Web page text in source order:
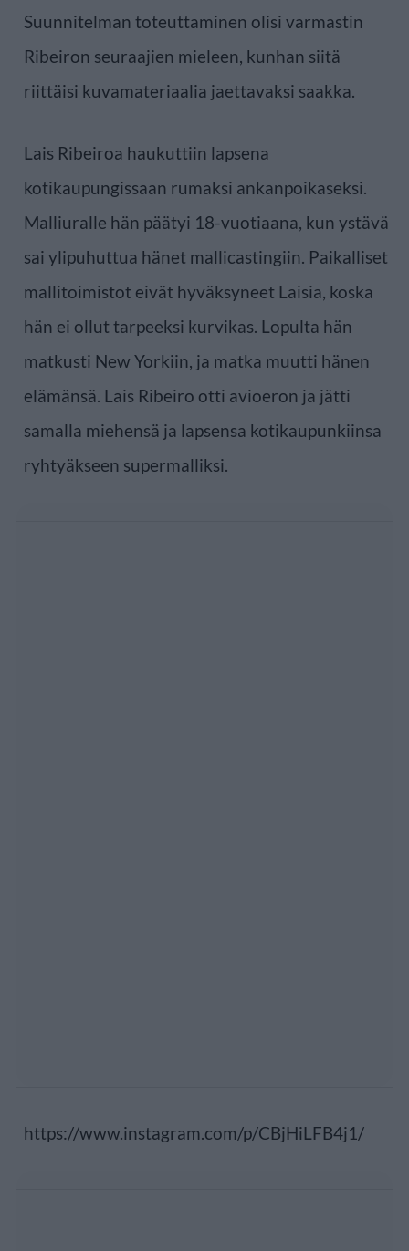
Suunnitelman toteuttaminen olisi varmastin
Ribeiron seuraajien mieleen, kunhan siitä
riittäisi kuvamateriaalia jaettavaksi saakka.
Lais Ribeiroa haukuttiin lapsena
kotikaupungissaan rumaksi ankanpoikaseksi.
Malliuralle hän päätyi 18-vuotiaana, kun ystävä
sai ylipuhuttua hänet mallicastingiin. Paikalliset
mallitoimistot eivät hyväksyneet Laisia, koska
hän ei ollut tarpeeksi kurvikas. Lopulta hän
matkusti New Yorkiin, ja matka muutti hänen
elämänsä. Lais Ribeiro otti avioeron ja jätti
samalla miehensä ja lapsensa kotikaupunkiinsa
ryhtyäkseen supermalliksi.
https://www.instagram.com/p/CBjHiLFB4j1/